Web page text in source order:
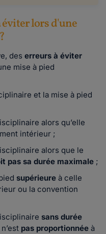
éviter lors d'une
des erreurs à éviter
mise à pied
et la mise à pied
alors qu’elle
intérieur ;
alors que le
pas sa durée maximale ;
supérieure à celle
ou la convention
sans durée
pas proportionnée à